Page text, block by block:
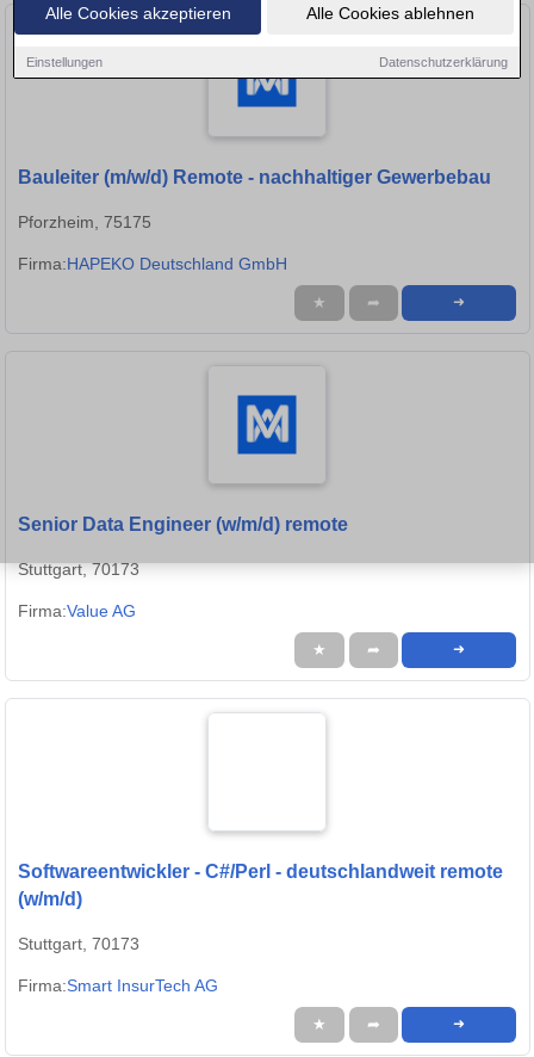
Alle Cookies akzeptieren Alle Cookies ablehnen
Einstellungen Datenschutzerklärung
Bauleiter (m/w/d) Remote - nachhaltiger Gewerbebau
Pforzheim, 75175
Firma:HAPEKO Deutschland GmbH
★ ➦ ➜
Senior Data Engineer (w/m/d) remote
Stuttgart, 70173
Firma:Value AG
★ ➦ ➜
Softwareentwickler - C#/Perl - deutschlandweit remote
(w/m/d)
Stuttgart, 70173
Firma:Smart InsurTech AG
★ ➦ ➜